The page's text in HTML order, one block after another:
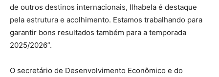
de outros destinos internacionais, Ilhabela é destaque
pela estrutura e acolhimento. Estamos trabalhando para
garantir bons resultados também para a temporada
2025/2026”.
O secretário de Desenvolvimento Econômico e do